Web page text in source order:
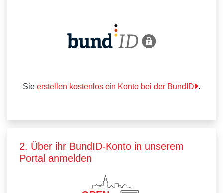
Sie erstellen kostenlos ein Konto bei der BundID .
2. Über ihr BundID-Konto in unserem
Portal anmelden